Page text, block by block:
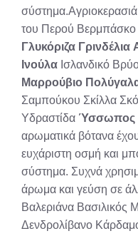
του Περού Βερμπάσκο
Γλυκόριζα Γρινδέλια
Ινούλα Ισλανδικό
Μαρρούβιο
Σαμπούκου Σκίλλα
Υδραστίδα Ύσσωπος
αρωματικά βότανα
ευχάριστη οσμή και
σύστημα. Συχνά
άρωμα και γεύση σε
Βαλεριάνα Βασιλικός
Δενδρολίβανο